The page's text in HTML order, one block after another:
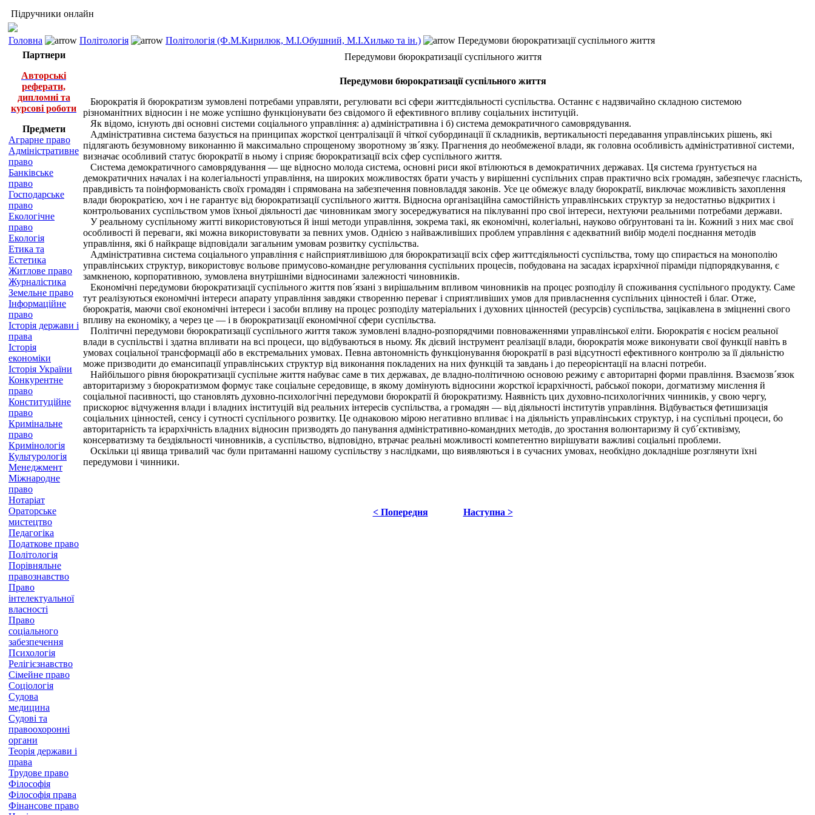
Підручники онлайн
Головна Політологія Політологія (Ф.М.Кирилюк, М.І.Обушний, М.І.Хилько та ін.)
Передумови бюрократизації суспільного життя
Партнери
Авторські
реферати,
дипломні та
курсові роботи
Предмети
Аграрне право
Адміністративне
право
Банківське
право
Господарське
право
Екологічне
право
Екологія
Етика та
Естетика
Житлове право
Журналістика
Земельне право
Інформаційне
право
Історія держави і
права
Історія
економіки
Історія України
Конкурентне
право
Конституційне
право
Кримінальне
право
Кримінологія
Культурологія
Менеджмент
Міжнародне
право
Нотаріат
Ораторське
мистецтво
Педагогіка
Податкове право
Політологія
Порівняльне
правознавство
Право
інтелектуальної
власності
Право
соціального
забезпечення
Психологія
Релігієзнавство
Сімейне право
Соціологія
Судова
медицина
Судові та
правоохоронні
органи
Теорія держави і
права
Трудове право
Філософія
Філософія права
Фінансове право
Передумови бюрократизації суспільного життя
Передумови бюрократизації суспільного життя
Бюрократія й бюрократизм зумовлені потребами управляти, регулювати всі сфери життєдіяльності суспільства. Останнє є надзвичайно складною системою
різноманітних відносин і не може успішно функціонувати без свідомого й ефективного впливу соціальних інституцій.
Як відомо, існують дві основні системи соціального управління: а) адміністративна і б) система демократичного самоврядування.
Адміністративна система базується на принципах жорсткої централізації й чіткої субординації її складників, вертикальності передавання управлінських рішень, які
підлягають безумовному виконанню й максимально спрощеному зворотному зв´язку. Прагнення до необмеженої влади, як головна особливість адміністративної системи,
визначає особливий статус бюрократії в ньому і сприяє бюрократизації всіх сфер суспільного життя.
Система демократичного самоврядування — ще відносно молода система, основні риси якої втілюються в демократичних державах. Ця система ґрунтується на
демократичних началах і на колегіальності управління, на широких можливостях брати участь у вирішенні суспільних справ практично всіх громадян, забезпечує гласність,
правдивість та поінформованість своїх громадян і спрямована на забезпечення повновладдя законів. Усе це обмежує владу бюрократії, виключає можливість захоплення
влади бюрократією, хоч і не гарантує від бюрократизації суспільного життя. Відносна організаційна самостійність управлінських структур за недостатньо відкритих і
контрольованих суспільством умов їхньої діяльності дає чиновникам змогу зосереджуватися на піклуванні про свої інтереси, нехтуючи реальними потребами держави.
У реальному суспільному житті використовуються й інші методи управління, зокрема такі, як економічні, колегіальні, науково обґрунтовані та ін. Кожний з них має свої
особливості й переваги, які можна використовувати за певних умов. Однією з найважливіших проблем управління є адекватний вибір моделі поєднання методів
управління, які б найкраще відповідали загальним умовам розвитку суспільства.
Адміністративна система соціального управління є найсприятливішою для бюрократизації всіх сфер життєдіяльності суспільства, тому що спирається на монополію
управлінських структур, використовує вольове примусово-командне регулювання суспільних процесів, побудована на засадах ієрархічної піраміди підпорядкування, є
замкненою, корпоративною, зумовлена внутрішніми відносинами залежності чиновників.
Економічні передумови бюрократизації суспільного життя пов´язані з вирішальним впливом чиновників на процес розподілу й споживання суспільного продукту. Саме
тут реалізуються економічні інтереси апарату управління завдяки створенню переваг і сприятливіших умов для привласнення суспільних цінностей і благ. Отже,
бюрократія, маючи свої економічні інтереси і засоби впливу на процес розподілу матеріальних і духовних цінностей (ресурсів) суспільства, зацікавлена в зміцненні свого
впливу на економіку, а через це — і в бюрократизації економічної сфери суспільства.
Політичні передумови бюрократизації суспільного життя також зумовлені владно-розпорядчими повноваженнями управлінської еліти. Бюрократія є носієм реальної
влади в суспільстві і здатна впливати на всі процеси, що відбуваються в ньому. Як дієвий інструмент реалізації влади, бюрократія може виконувати свої функції навіть в
умовах соціальної трансформації або в екстремальних умовах. Певна автономність функціонування бюрократії в разі відсутності ефективного контролю за її діяльністю
може призводити до емансипації управлінських структур від виконання покладених на них функцій та завдань і до переорієнтації на власні потреби.
Найбільшого рівня бюрократизації суспільне життя набуває саме в тих державах, де владно-політичною основою режиму є авторитарні форми правління. Взаємозв´язок
авторитаризму з бюрократизмом формує таке соціальне середовище, в якому домінують відносини жорсткої ієрархічності, рабської покори, догматизму мислення й
соціальної пасивності, що становлять духовно-психологічні передумови бюрократії й бюрократизму. Наявність цих духовно-психологічних чинників, у свою чергу,
прискорює відчуження влади і владних інституцій від реальних інтересів суспільства, а громадян — від діяльності інститутів управління. Відбувається фетишизація
соціальних цінностей, сенсу і сутності суспільного розвитку. Це однаковою мірою негативно впливає і на діяльність управлінських структур, і на суспільні процеси, бо
авторитарність та ієрархічність владних відносин призводять до панування адміністративно-командних методів, до зростання волюнтаризму й суб´єктивізму,
консерватизму та бездіяльності чиновників, а суспільство, відповідно, втрачає реальні можливості компетентно вирішувати важливі соціальні проблеми.
Оскільки ці явища тривалий час були притаманні нашому суспільству з наслідками, що виявляються і в сучасних умовах, необхідно докладніше розглянути їхні
передумови і чинники.
< Попередня Наступна >